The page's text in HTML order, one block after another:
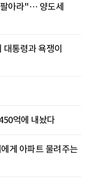
팔아라"… 양도세
통령과 욕쟁이
억에 내놨다
게 아파트 물려주는